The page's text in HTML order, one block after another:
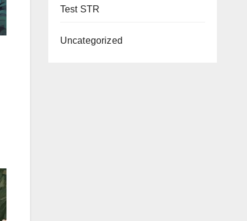
Test STR
Uncategorized